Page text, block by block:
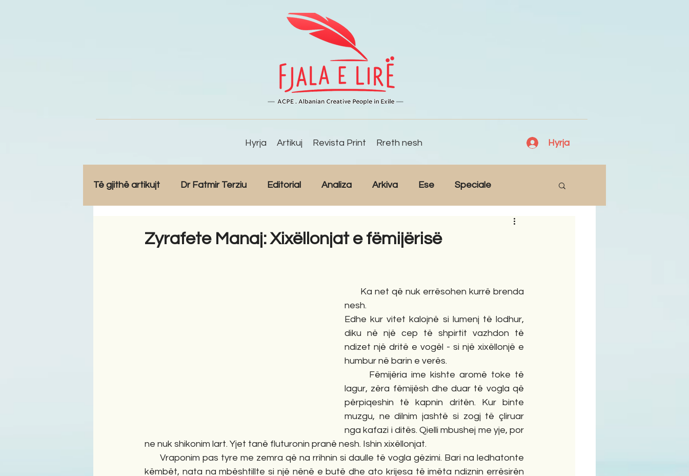
Hyrja Artikuj Revista Print Rreth nesh Hyrja
Të gjithë artikujt Dr Fatmir Terziu Editorial Analiza Arkiva Ese Speciale
Zyrafete Manaj: Xixëllonjat e fëmijërisë
Ka net që nuk errësohen kurrë brenda
nesh.
Edhe kur vitet kalojnë si lumenj të lodhur,
diku në një cep të shpirtit vazhdon të
ndizet një dritë e vogël - si një xixëllonjë e
humbur në barin e verës.
Fëmijëria ime kishte aromë toke të
lagur, zëra fëmijësh dhe duar të vogla që
përpiqeshin të kapnin dritën. Kur binte
muzgu, ne dilnim jashtë si zogj të çliruar
nga kafazi i ditës. Qielli mbushej me yje, por
ne nuk shikonim lart. Yjet tanë fluturonin pranë nesh. Ishin xixëllonjat.
Vraponim pas tyre me zemra që na rrihnin si daulle të vogla gëzimi. Bari na ledhatonte
këmbët, nata na mbështillte si një nënë e butë dhe ato krijesa të imëta ndiznin errësirën